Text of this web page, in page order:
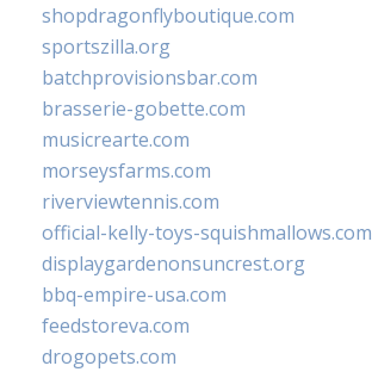
shopdragonflyboutique.com
sportszilla.org
batchprovisionsbar.com
brasserie-gobette.com
musicrearte.com
morseysfarms.com
riverviewtennis.com
official-kelly-toys-squishmallows.com
displaygardenonsuncrest.org
bbq-empire-usa.com
feedstoreva.com
drogopets.com